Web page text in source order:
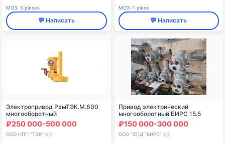
МОЗ: 5 pieces
💬 Написать
МОЗ: 1 piece
💬 Написать
Электропривод РэмТЭК.М.600
многооборотный
₽250 000-500 000
ООО НПП "ТЭК" 🇷🇺
Привод электрический
многооборотный БИРС 15.5
₽150 000-300 000
ООО "СПД "БИРС" 🇷🇺